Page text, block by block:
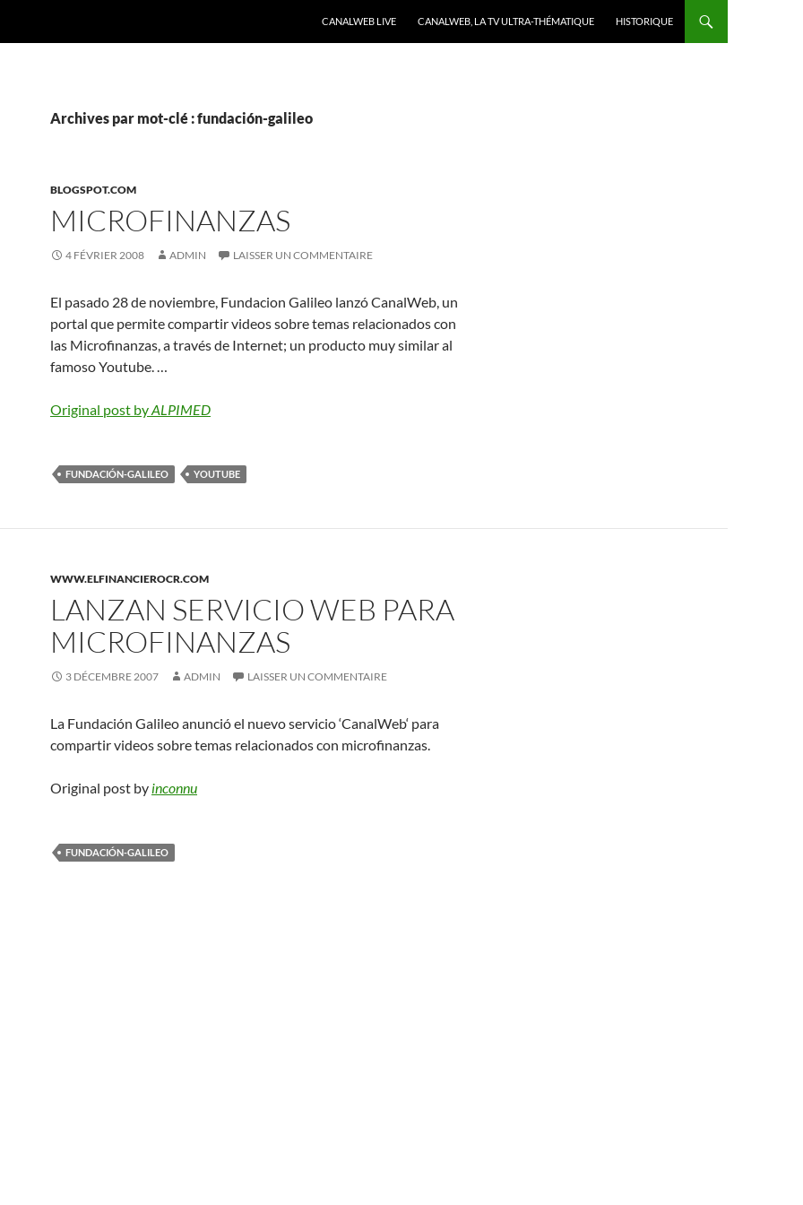
CANALWEB LIVE CANALWEB, LA TV ULTRA-THÉMATIQUE HISTORIQUE
Archives par mot-clé : fundación-galileo
BLOGSPOT.COM
MICROFINANZAS
4 FÉVRIER 2008 ADMIN LAISSER UN COMMENTAIRE
El pasado 28 de noviembre, Fundacion Galileo lanzó CanalWeb, un
portal que permite compartir videos sobre temas relacionados con
las Microfinanzas, a través de Internet; un producto muy similar al
famoso Youtube. …
Original post byALPIMED
FUNDACIÓN-GALILEO YOUTUBE
WWW.ELFINANCIEROCR.COM
LANZAN SERVICIO WEB PARA
MICROFINANZAS
3 DÉCEMBRE 2007 ADMIN LAISSER UN COMMENTAIRE
La Fundación Galileo anunció el nuevo servicio ‘CanalWeb‘ para
compartir videos sobre temas relacionados con microfinanzas.
Original post by inconnu
FUNDACIÓN-GALILEO